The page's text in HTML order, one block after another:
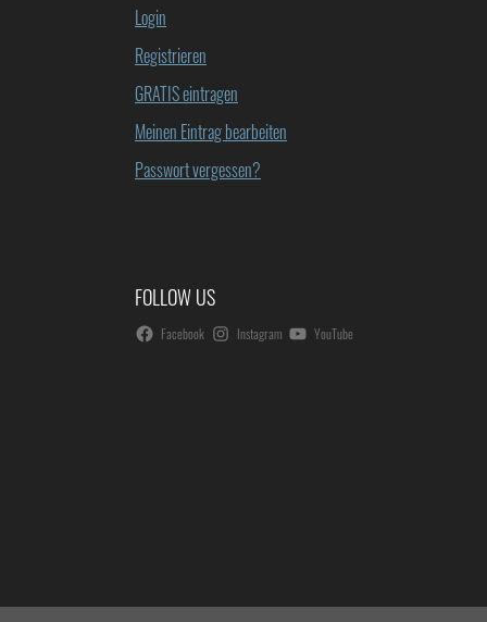
Login
Registrieren
GRATIS eintragen
Meinen Eintrag bearbeiten
Passwort vergessen?
FOLLOW US
Facebook Instagram YouTube